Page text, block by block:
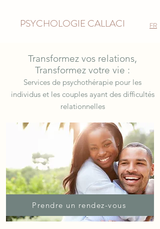
PSYCHOLOGIE CALLACI FR
Transformez vos relations,
Transformez votre vie :
Services de psychothérapie pour les
individus et les couples ayant des difficultés
relationnelles
Prendre un rendez-vous